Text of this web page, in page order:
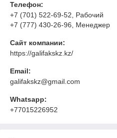
Телефон:
+7 (701) 522-69-52 , Рабочий
+7 (777) 430-26-96 , Менеджер
Сайт компании:
https://galifakskz.kz/
Email:
galifakskz@gmail.com
Whatsapp:
+77015226952